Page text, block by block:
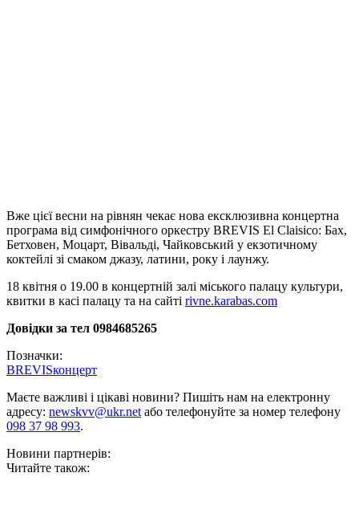
Вже цієї весни на рівнян чекає нова ексклюзивна концертна
програма від симфонічного оркестру BREVIS El Claіsico: Бах,
Бетховен, Моцарт, Вівальді, Чайковський у екзотичному
коктейлі зі смаком джазу, латини, року і лаунжу.
18 квітня о 19.00 в концертній залі міського палацу культури,
квитки в касі палацу та на сайті rivne.karabas.com
Довідки за тел 0984685265
Позначки:
BREVISконцерт
Маєте важливі і цікаві новини? Пишіть нам на електронну
адресу: newskvv@ukr.netабо телефонуйте за номер телефону
098 37 98 993.
Новини партнерів:
Читайте також: